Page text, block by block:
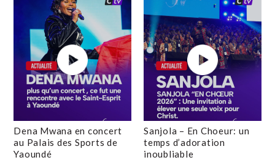
Dena Mwana en concert
au Palais des Sports de
Yaoundé
Sanjola – En Choeur: un
temps d’adoration
inoubliable